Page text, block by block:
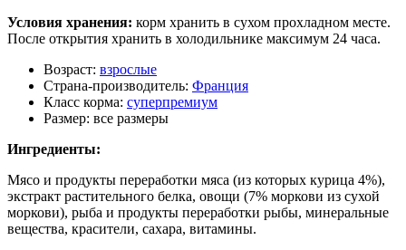
Условия хранения: корм хранить в сухом прохладном месте.
После открытия хранить в холодильнике максимум 24 часа.
Возраст: взрослые
Страна-производитель: Франция
Класс корма: суперпремиум
Размер: все размеры
Ингредиенты:
Мясо и продукты переработки мяса (из которых курица 4%),
экстракт растительного белка, овощи (7% моркови из сухой
моркови), рыба и продукты переработки рыбы, минеральные
вещества, красители, сахара, витамины.